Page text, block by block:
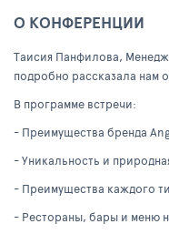
О КОНФЕРЕНЦИИ
Таисия Панфилова,
подробно рассказала нам о
В программе встречи:
- Преимущества бренда
- Уникальность и
- Преимущества каждого
- Рестораны, бары и меню